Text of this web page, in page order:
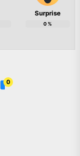
Surprise
0%
0